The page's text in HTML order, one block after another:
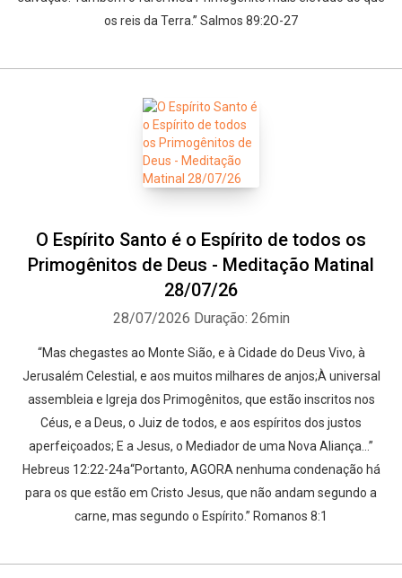
os reis da Terra.” Salmos 89:2O-27
O Espírito Santo é o Espírito de todos os
Primogênitos de Deus - Meditação Matinal
28/07/26
28/07/2026 Duração: 26min
“Mas chegastes ao Monte Sião, e à Cidade do Deus Vivo, à
Jerusalém Celestial, e aos muitos milhares de anjos;À universal
assembleia e Igreja dos Primogênitos, que estão inscritos nos
Céus, e a Deus, o Juiz de todos, e aos espíritos dos justos
aperfeiçoados; E a Jesus, o Mediador de uma Nova Aliança…”
Hebreus 12:22-24a“Portanto, AGORA nenhuma condenação há
para os que estão em Cristo Jesus, que não andam segundo a
carne, mas segundo o Espírito.” Romanos 8:1
Whatsapp Facebook Twitter E-mail